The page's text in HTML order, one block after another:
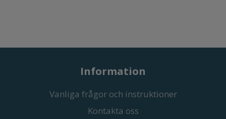
Information
Vanliga frågor och instruktioner
Kontakta oss